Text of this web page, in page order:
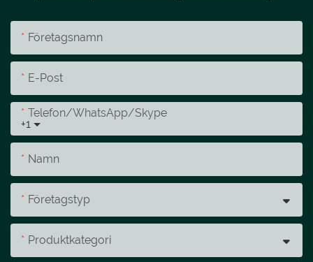
Företagsnamn
E-Post
+1
Telefon/whatsApp/skype
Namn
Företagstyp
Produktkategori